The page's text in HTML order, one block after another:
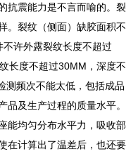
抗震能力是不言而喻的。裂
。裂纹（侧面）缺胶面积不
许外露裂纹长度不超过
长度不超过30MM，深度不
测频次不能太低，包括成品
品及生产过程的质量水平。
能均匀分布水平力，吸收部
在计算出了温差后，也还要